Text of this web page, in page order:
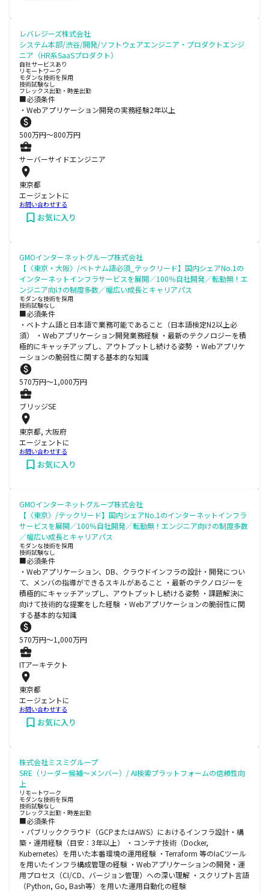
レバレジーズ株式会社
システム本部/渋谷/開発/ソフトウェアエンジニア・プロダクトエンジ
ニア（HR系SaaSプロダクト）
自社サービスあり
リモートワーク
モダンな技術を採用
技術試験なし
フレックス出勤・時差出勤
■必須条件
・Webアプリケーション開発の実務経験2年以上
500万円〜800万円
サーバーサイドエンジニア
東京都
エージェントに
お問い合わせする
お気に入り
GMOインターネットグループ株式会社
【〈東京・大阪〉/ベトナム語必須_テックリード】国内シェアNo.1の
インターネットインフラサービスを展開／100％自社開発／転勤無！エ
ンジニア向けの制度多数／幅広い成長とキャリアパス
モダンな技術を採用
技術試験なし
■必須条件
・ベトナム語と日本語で業務可能であること（日本語検定N2以上必
須） ・Webアプリケーション開発業務経験 ・最新のテクノロジーを積
極的にキャッチアップし、アウトプットし続ける姿勢 ・Webアプリケ
ーションの脆弱性に関する基本的な知識
570万円〜1,000万円
ブリッジSE
東京都, 大阪府
エージェントに
お問い合わせする
お気に入り
GMOインターネットグループ株式会社
【〈東京〉/テックリード】国内シェアNo.1のインターネットインフラ
サービスを展開／100％自社開発／転勤無！エンジニア向けの制度多数
／幅広い成長とキャリアパス
モダンな技術を採用
技術試験なし
■必須条件
・Webアプリケーション、DB、クラウドインフラの設計・開発につい
て、メンバの指導ができるスキルがあること ・最新のテクノロジーを
積極的にキャッチアップし、アウトプットし続ける姿勢 ・課題解決に
向けて技術的な提案をした経験 ・Webアプリケーションの脆弱性に関
する基本的な知識
570万円〜1,000万円
ITアーキテクト
東京都
エージェントに
お問い合わせする
お気に入り
株式会社ミスミグループ
SRE（リーダー候補～メンバー）/ AI検索プラットフォームの信頼性向
上
リモートワーク
モダンな技術を採用
技術試験なし
フレックス出勤・時差出勤
■必須条件
・パブリッククラウド（GCPまたはAWS）におけるインフラ設計・構
築・運用経験（目安：3年以上） ・コンテナ技術（Docker,
Kubernetes）を用いた本番環境の運用経験 ・Terraform 等のIaCツール
を用いたインフラ構成管理の経験 ・Webアプリケーションの開発・運
用プロセス（CI/CD、バージョン管理）への深い理解 ・スクリプト言語
（Python, Go, Bash等）を用いた運用自動化の経験